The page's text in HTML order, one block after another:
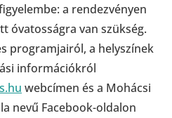
a rendezvényen
óvatosságra van szükség.
programjairól, a helyszínek
információkról
webcímen és a Mohácsi
nevű Facebook-oldalon